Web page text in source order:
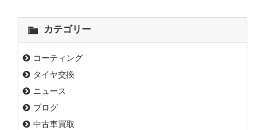
カテゴリー
コーティング
タイヤ交換
ニュース
ブログ
中古車買取